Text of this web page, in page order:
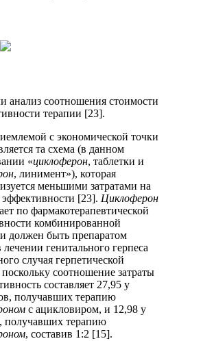
анализ соотношения стоимости
терапии [23].
с экономической точки
та схема (в данном
«циклоферон, таблетки и
, линимент»), которая
меньшими затратами на
[23].Циклоферон
по фармакотерапевтической
комбинированной
должен быть препаратом
генитального герпеса
случая герпетической
соотношение затраты
составляет 27,95 у
получавших терапию
с ацикловиром, и 12,98 у
получавших терапию
, составив 1:2 [15].